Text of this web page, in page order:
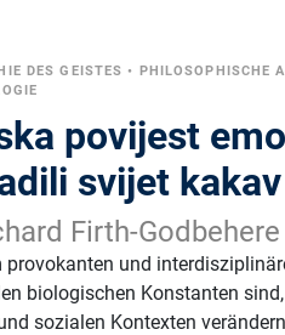
DES GEISTES • PHILOSOPHISCHE
povijest
svijet
Firth-Godbehere
provokanten und
biologischen Konstanten
sozialen Kontexten